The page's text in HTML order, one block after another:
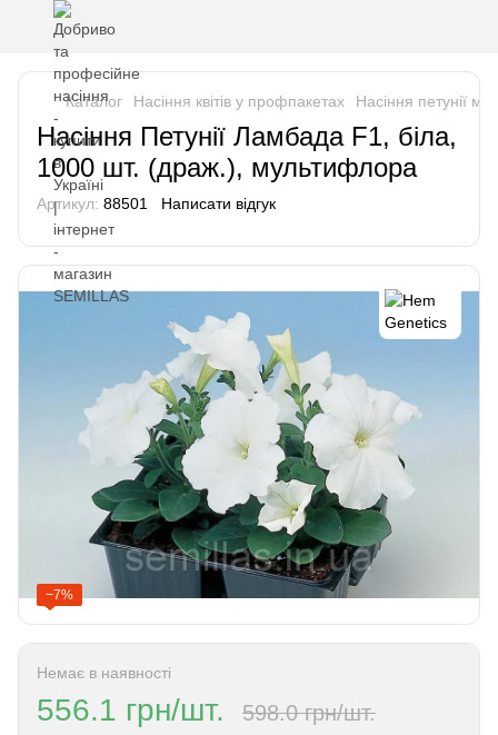
Каталог Насіння квітів у профпакетах Насіння петунії
Насіння Петунії Ламбада F1, біла,
1000 шт. (драж.), мультифлора
Артикул: 88501 Написати відгук
−7%
Немає в наявності
556.1 грн/шт. 598.0 грн/шт.